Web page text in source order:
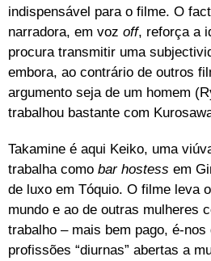
indispensável para o filme. O
narradora, em voz off, reforça a
procura transmitir uma
embora, ao contrário de outros
argumento seja de um homem
trabalhou bastante com
Takamine é aqui Keiko, uma
trabalha como bar hostess em
de luxo em Tóquio. O filme leva
mundo e ao de outras mulheres
trabalho – mais bem pago, é-
profissões “diurnas” abertas a